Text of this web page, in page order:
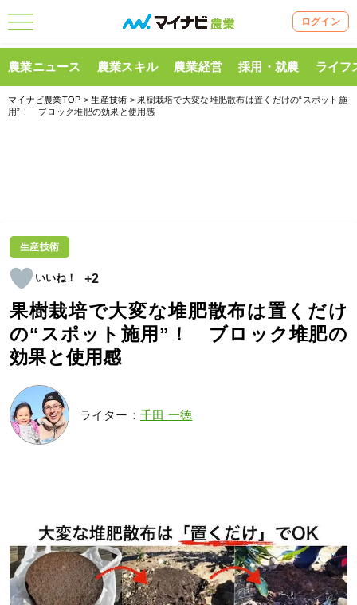
ログイン
農業ニュース 農業スキル 農業経営 採用・就農 ライフ
マイナビ農業TOP >生産技術 > 果樹栽培で大変な堆肥散布は置くだけの“スポット施
用”！ ブロック堆肥の効果と使用感
生産技術
+2
果樹栽培で大変な堆肥散布は置くだけ
の“スポット施用”！ ブロック堆肥の
効果と使用感
ライター： 千田 一徳